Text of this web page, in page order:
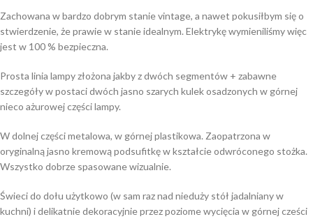
Zachowana w bardzo dobrym stanie vintage, a nawet pokusiłbym się o
stwierdzenie, że prawie w stanie idealnym. Elektrykę wymieniliśmy więc
jest w 100 % bezpieczna.
Prosta linia lampy złożona jakby z dwóch segmentów + zabawne
szczegóły w postaci dwóch jasno szarych kulek osadzonych w górnej
nieco ażurowej części lampy.
W dolnej części metalowa, w górnej plastikowa. Zaopatrzona w
oryginalną jasno kremową podsufitkę w kształcie odwróconego stożka.
Wszystko dobrze spasowane wizualnie.
Świeci do dołu użytkowo (w sam raz nad nieduży stół jadalniany w
kuchni) i delikatnie dekoracyjnie przez poziome wycięcia w górnej cześci